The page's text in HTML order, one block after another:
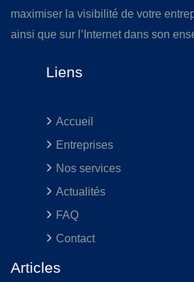
maximiser la visibilité de votre
ainsi que sur l’Internet dans son
Liens
Accueil
Entreprises
Nos services
Actualités
FAQ
Contact
Articles